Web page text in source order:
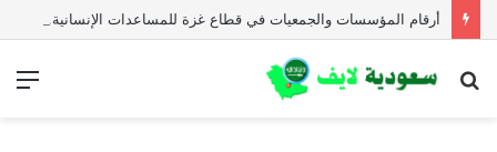
أرقام المؤسسات والجمعيات في قطاع غزة للمساعدات الإنسانية العاجلة
بحث